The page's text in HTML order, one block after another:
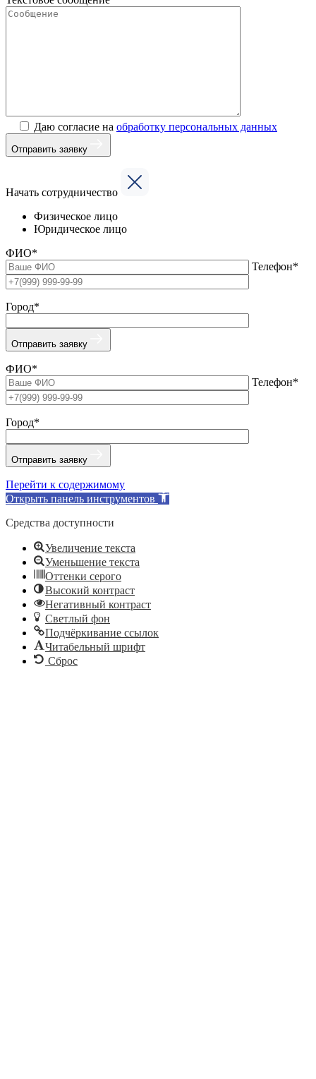
Даю согласие на обработку персональных данных
Отправить заявку
Начать сотрудничество
Физическое лицо
Юридическое лицо
ФИО*
Телефон*
Город*
Отправить заявку
ФИО*
Телефон*
Город*
Отправить заявку
Перейти к содержимому
Открыть панель инструментов
Средства доступности
Увеличение текста
Уменьшение текста
Оттенки серого
Высокий контраст
Негативный контраст
Светлый фон
Подчёркивание ссылок
Читабельный шрифт
Сброс